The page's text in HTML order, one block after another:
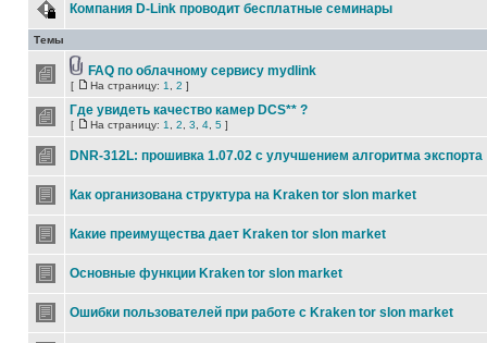
Компания D-Link проводит бесплатные семинары
Темы
FAQ по облачному сервису mydlink
[ На страницу: 1 2 ]
Где увидеть качество камер DCS** ?
[ На страницу: 1 2 3 4 5 ]
DNR-312L: прошивка 1.07.02 с улучшением алгоритма экспорта
Как организована структура на Kraken tor slon market
Какие преимущества дает Kraken tor slon market
Основные функции Kraken tor slon market
Ошибки пользователей при работе с Kraken tor slon market